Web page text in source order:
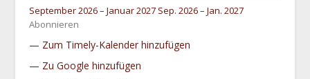
September 2026 – Januar 2027 Sep. 2026 – Jan. 2027
Abonnieren
Zum Timely-Kalender hinzufügen
Zu Google hinzufügen